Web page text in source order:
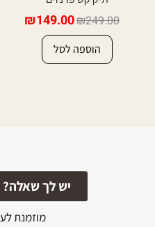
₪249.00
₪149.00
הוספה לסל
יש לך שאלה?
מוזמנת